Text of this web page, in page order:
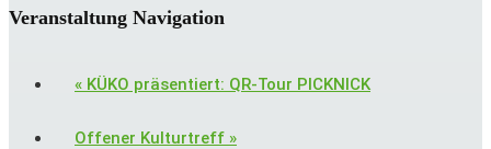
Veranstaltung Navigation
« KÜKO präsentiert: QR-Tour PICKNICK
Offener Kulturtreff »